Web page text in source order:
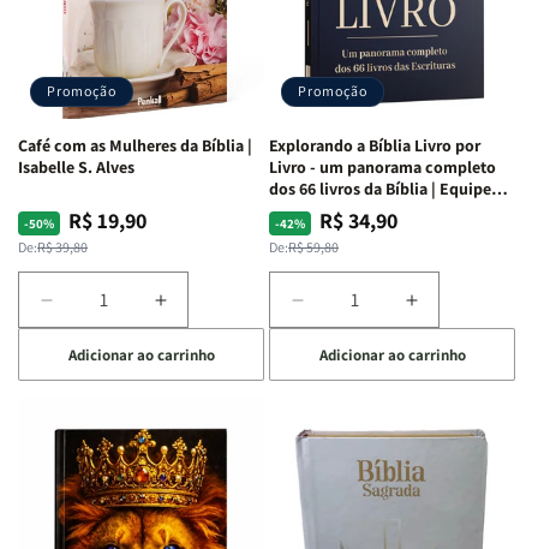
Capa
Dura
|
Preta
|
Capa
Dura
|
Capa
Dura
|
|
Capa
Dura
|
Promoção
Café com as Mulheres da Bíblia |
Isabelle S. Alves
-50%
Preço
normal
De:R$ 39,80
Preço
promocional
R$ 19,90
Diminuir
a
quantidade
de
com
Mulheres
da
Bíblia
Aumentar
a
quantidade
de
com
as
Mulheres
da
Bíblia
Adicionar ao carrinho
Promoção
Explorando a Bíblia Livro por
Livro - um panorama completo
dos 66 livros da Bíblia | Equipe
teológica Penkal
-42%
Preço
normal
De:R$ 59,80
Preço
promocional
R$ 34,90
Diminuir
a
quantidade
de
a
Bíblia
Livro
por
Livro
Aumentar
a
quantidade
de
a
Bíblia
Livro
Adicionar ao carrinho